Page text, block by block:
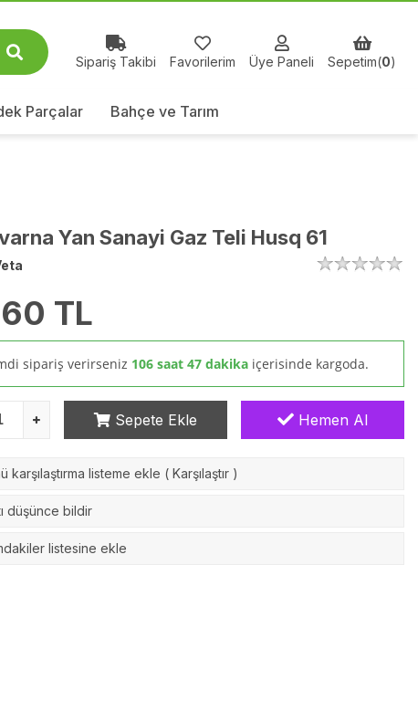
Sipariş Takibi Favorilerim Üye Paneli Sepetim(0)
Parçalar Bahçe ve Tarım
Yan Sanayi Gaz Teli Husq 61
TL
sipariş verirseniz 106 saat 47 dakika içerisinde kargoda.
Sepete Ekle Hemen Al
karşılaştırma listeme ekle ( Karşılaştır )
düşünce bildir
listesine ekle